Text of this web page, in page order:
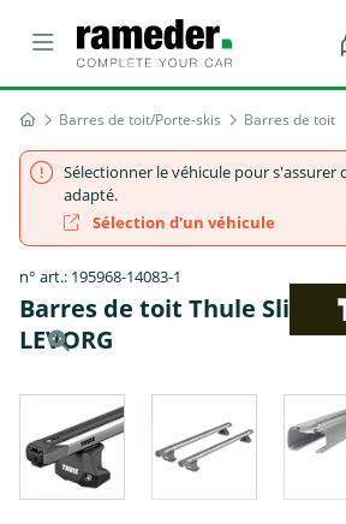
Barres de toit/Porte-skis Barres de toit
Sélectionner le véhicule pour s'assurer
adapté.
Sélection d'un véhicule
n° art.: 195968-14083-1
Barres de toit Thule SlideBar
LEVORG